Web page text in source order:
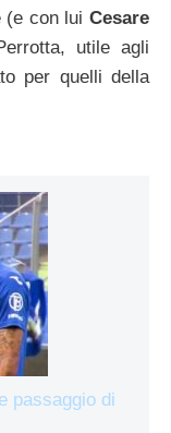
(e con lui Cesare
utile agli
per quelli della
passaggio di